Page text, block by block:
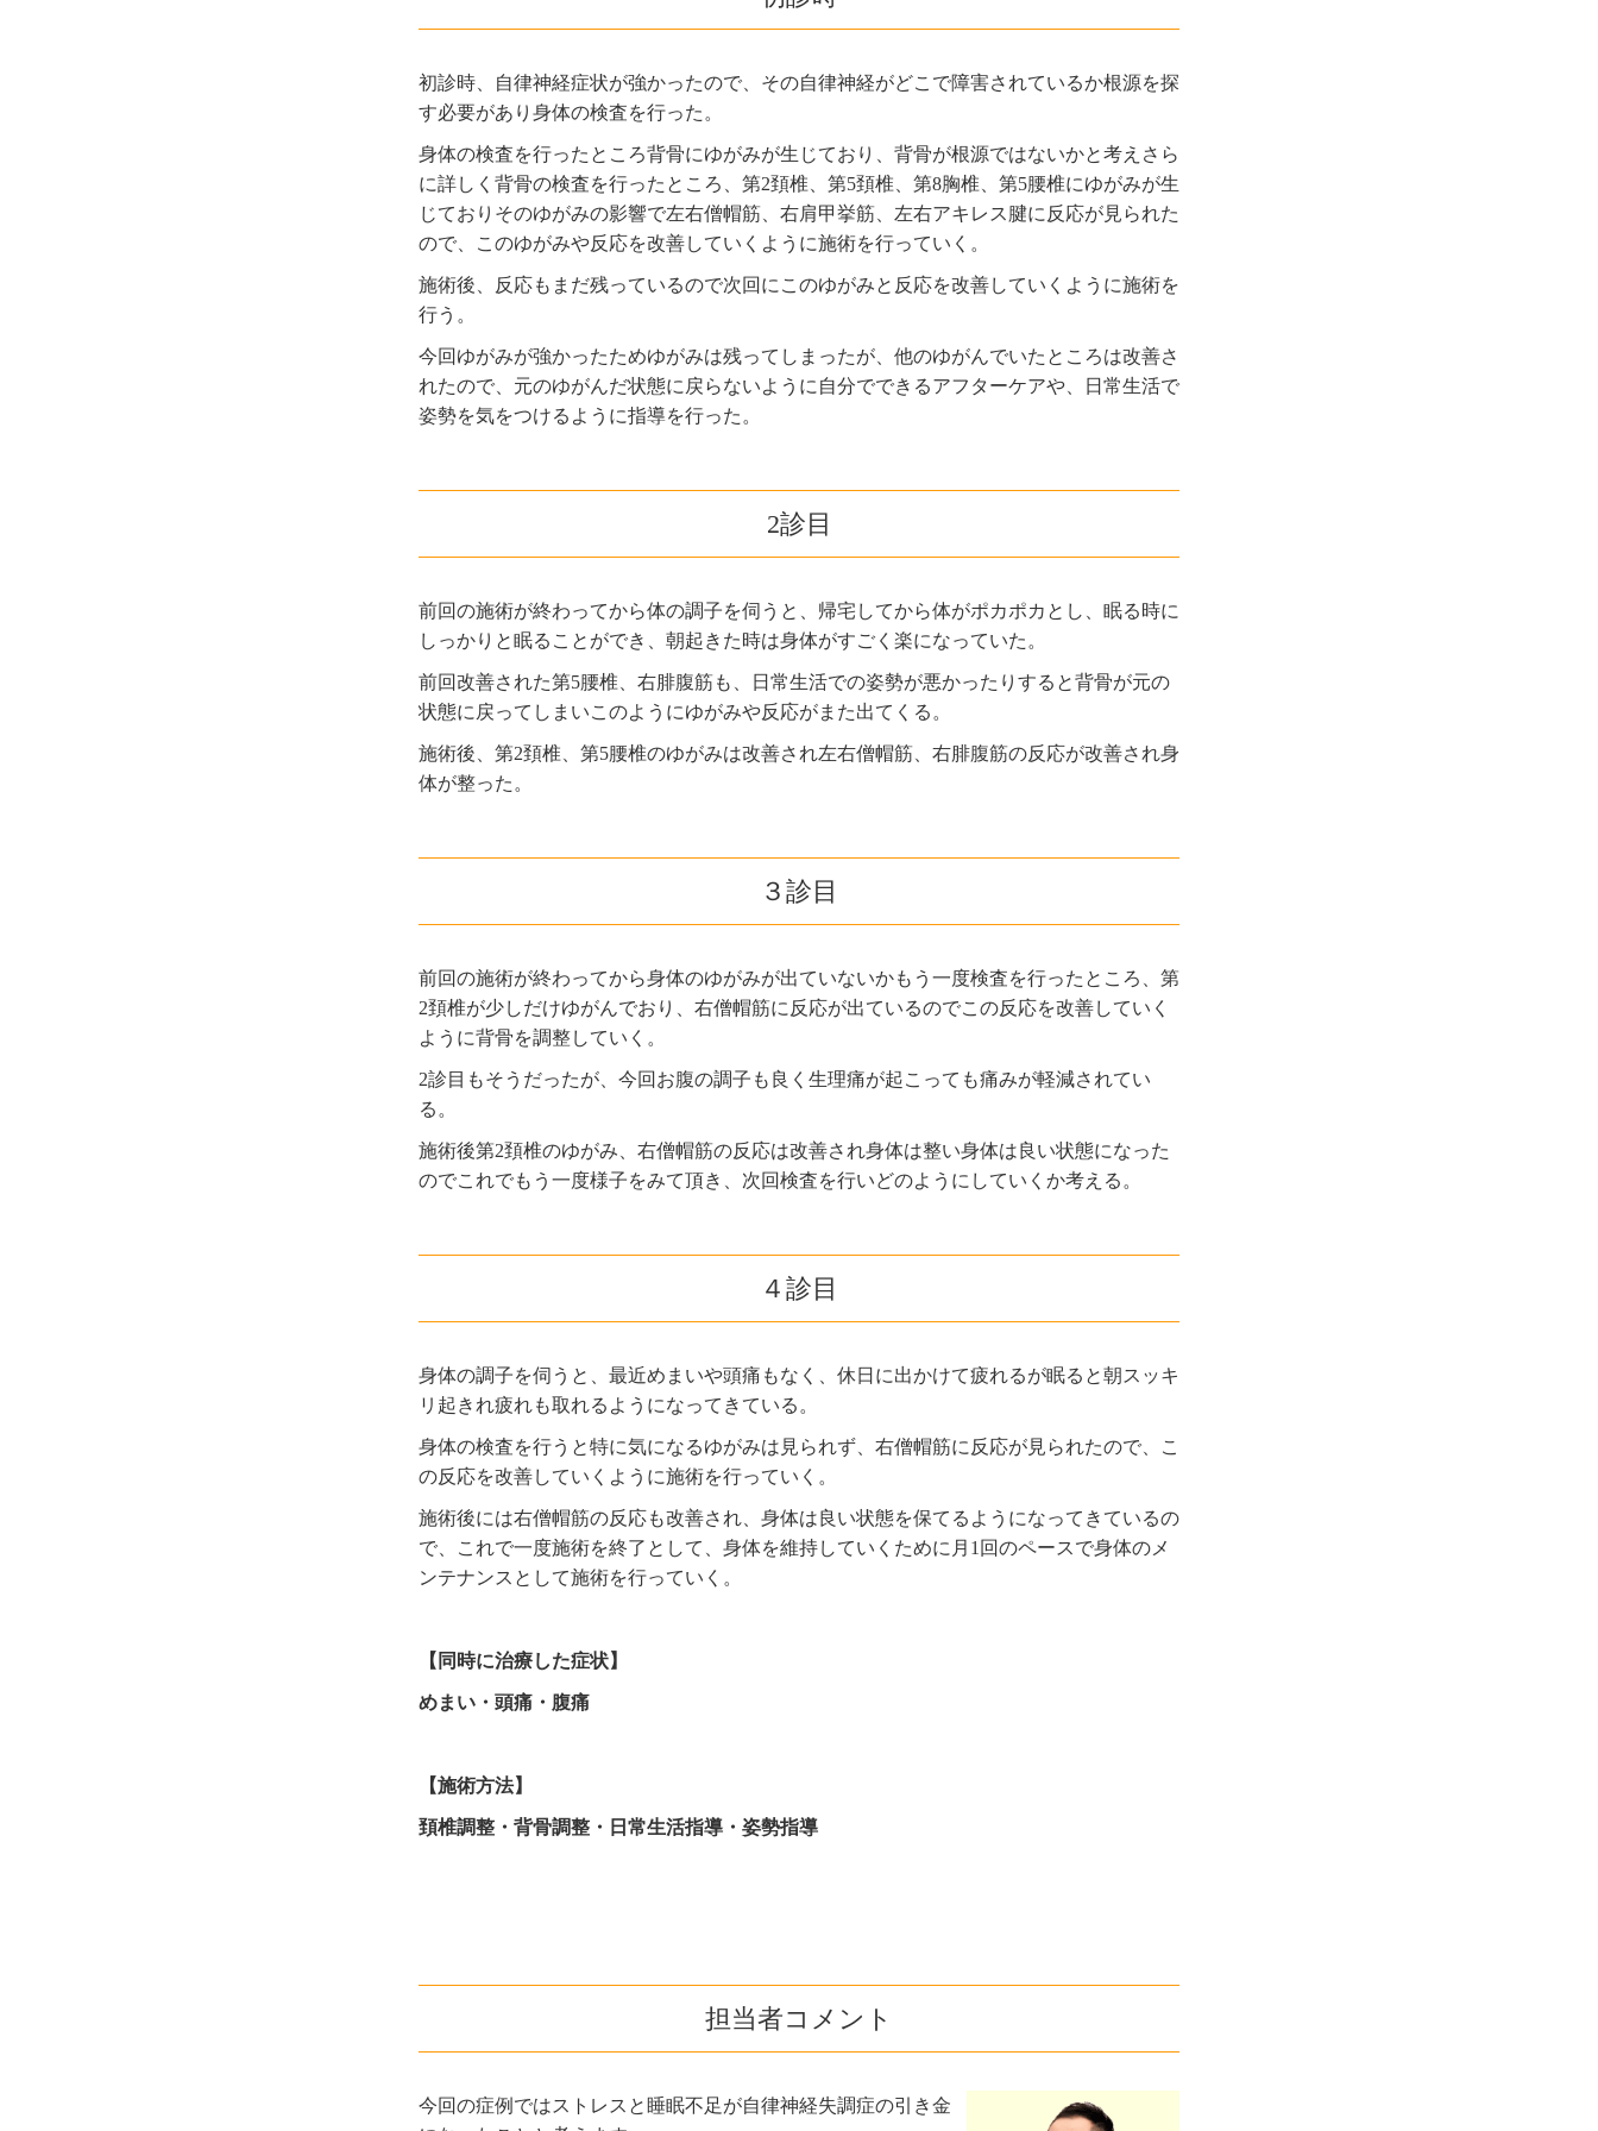
初診時、自律神経症状が強かったので、その自律神経がどこで障害されているか根源を探
す必要があり身体の検査を行った。
身体の検査を行ったところ背骨にゆがみが生じており、背骨が根源ではないかと考えさら
に詳しく背骨の検査を行ったところ、第2頚椎、第5頚椎、第8胸椎、第5腰椎にゆがみが生
じておりそのゆがみの影響で左右僧帽筋、右肩甲挙筋、左右アキレス腱に反応が見られた
ので、このゆがみや反応を改善していくように施術を行っていく。
施術後、反応もまだ残っているので次回にこのゆがみと反応を改善していくように施術を
行う。
今回ゆがみが強かったためゆがみは残ってしまったが、他のゆがんでいたところは改善さ
れたので、元のゆがんだ状態に戻らないように自分でできるアフターケアや、日常生活で
姿勢を気をつけるように指導を行った。
2診目
前回の施術が終わってから体の調子を伺うと、帰宅してから体がポカポカとし、眠る時に
しっかりと眠ることができ、朝起きた時は身体がすごく楽になっていた。
前回改善された第5腰椎、右腓腹筋も、日常生活での姿勢が悪かったりすると背骨が元の
状態に戻ってしまいこのようにゆがみや反応がまた出てくる。
施術後、第2頚椎、第5腰椎のゆがみは改善され左右僧帽筋、右腓腹筋の反応が改善され身
体が整った。
３診目
前回の施術が終わってから身体のゆがみが出ていないかもう一度検査を行ったところ、第
2頚椎が少しだけゆがんでおり、右僧帽筋に反応が出ているのでこの反応を改善していく
ように背骨を調整していく。
2診目もそうだったが、今回お腹の調子も良く生理痛が起こっても痛みが軽減されてい
る。
施術後第2頚椎のゆがみ、右僧帽筋の反応は改善され身体は整い身体は良い状態になった
のでこれでもう一度様子をみて頂き、次回検査を行いどのようにしていくか考える。
４診目
身体の調子を伺うと、最近めまいや頭痛もなく、休日に出かけて疲れるが眠ると朝スッキ
リ起きれ疲れも取れるようになってきている。
身体の検査を行うと特に気になるゆがみは見られず、右僧帽筋に反応が見られたので、こ
の反応を改善していくように施術を行っていく。
施術後には右僧帽筋の反応も改善され、身体は良い状態を保てるようになってきているの
で、これで一度施術を終了として、身体を維持していくために月1回のペースで身体のメ
ンテナンスとして施術を行っていく。
【同時に治療した症状】
めまい・頭痛・腹痛
【施術方法】
頚椎調整・背骨調整・日常生活指導・姿勢指導
担当者コメント
今回の症例ではストレスと睡眠不足が自律神経失調症の引き金